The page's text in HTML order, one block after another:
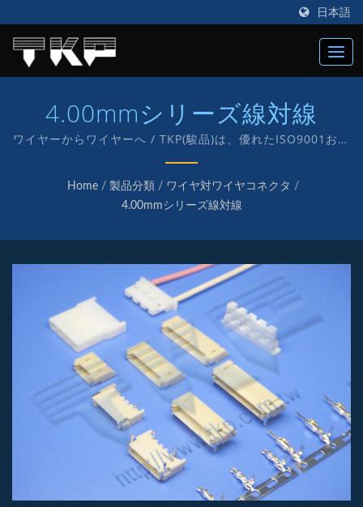
日本語
4.00mmシリーズ線対線
ワイヤーからワイヤーへ / TKP(駿品)は、優れたISO9001およ
びIATF16949のコネクタメーカーで、1987年に設立され、電
子およびコンピュータ用のさまざまなコネクタの製造に
「TKP」という独自のブランドを持って取り組んでいます。
Home / 製品分類 / ワイヤ対ワイヤコネクタ /
4.00mmシリーズ線対線